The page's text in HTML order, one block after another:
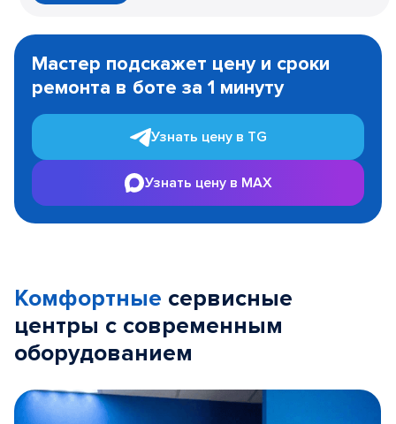
1
Мастер подскажет цену и сроки
ремонта в боте за 1 минуту
Узнать цену в TG
Узнать цену в MAX
Комфортные сервисные
центры с современным
оборудованием